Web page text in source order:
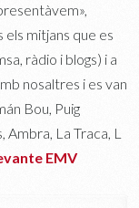
mitjans que es
ràdio i blogs) i a
nosaltres i es van
Bou, Puig
La Traca, L
EMV